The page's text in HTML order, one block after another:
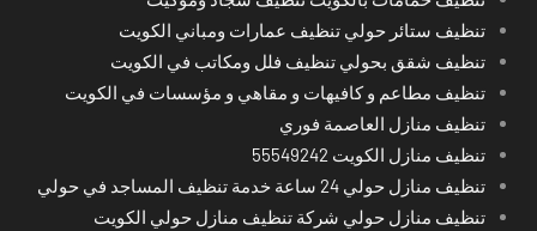
تنظيف ستائر حولي تنظيف عمارات ومباني الكويت
تنظيف شقق بحولي تنظيف فلل ومكاتب في الكويت
تنظيف مطاعم و كافيهات و مقاهي و مؤسسات في الكويت
تنظيف منازل العاصمة فوري
تنظيف منازل الكويت 55549242
تنظيف منازل حولي 24 ساعة خدمة تنظيف المساجد في حولي
تنظيف منازل حولي شركة تنظيف منازل حولي الكويت